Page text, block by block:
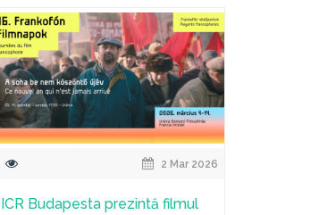
2 Mar 2026
ICR Budapesta prezintă filmul